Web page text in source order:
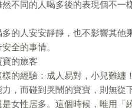
不同的人喝多後的表現個不
的人安安靜靜，也不影響其他
全的事情。
的旅客
的經驗：成人易對，小兒難纏！
，而碰到哭鬧的寶寶，則無從
女性居多。這個時候，唯用「